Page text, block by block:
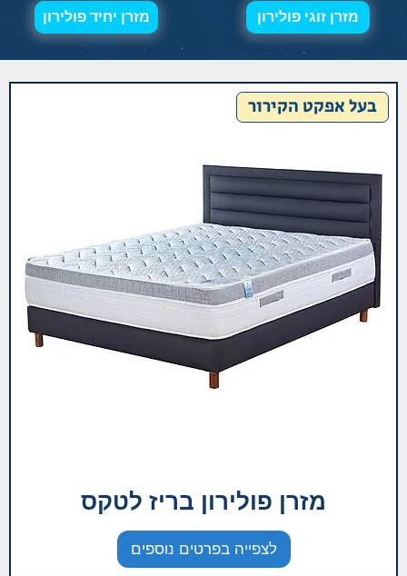
בעל אפקט הקירור
מזרן פולירון בריז לטקס
לצפייה בפרטים נוספים
מזרן יחיד פולירון מזרן זוגי פולירון